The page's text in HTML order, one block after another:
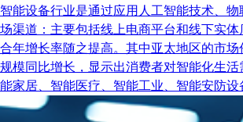
智能设备行业是通过应用人工智能技术、
场渠道：主要包括线上电商平台和线下实
合年增长率随之提高。其中亚太地区的市
规模同比增长，显示出消费者对智能化生
能家居、智能医疗、智能工业、智能安防设